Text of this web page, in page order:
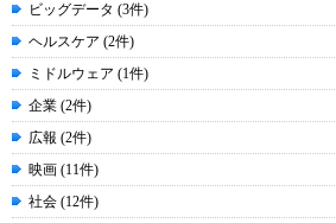
ビッグデータ (3件)
ヘルスケア (2件)
ミドルウェア (1件)
企業 (2件)
広報 (2件)
映画 (11件)
社会 (12件)